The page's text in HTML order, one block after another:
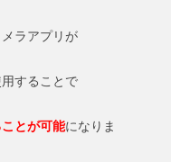
ラアプリが
することで
とが可能になりま